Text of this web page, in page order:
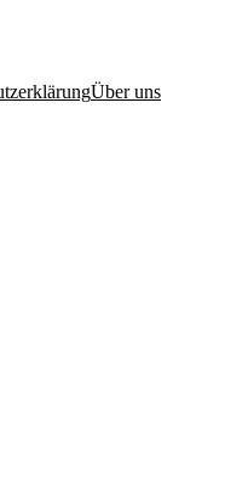
Über uns